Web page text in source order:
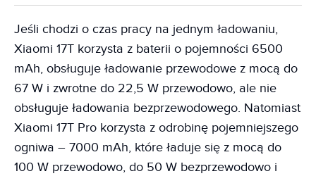
Jeśli chodzi o czas pracy na jednym ładowaniu,
Xiaomi 17T korzysta z baterii o pojemności 6500
mAh, obsługuje ładowanie przewodowe z mocą do
67 W i zwrotne do 22,5 W przewodowo, ale nie
obsługuje ładowania bezprzewodowego. Natomiast
Xiaomi 17T Pro korzysta z odrobinę pojemniejszego
ogniwa – 7000 mAh, które ładuje się z mocą do
100 W przewodowo, do 50 W bezprzewodowo i